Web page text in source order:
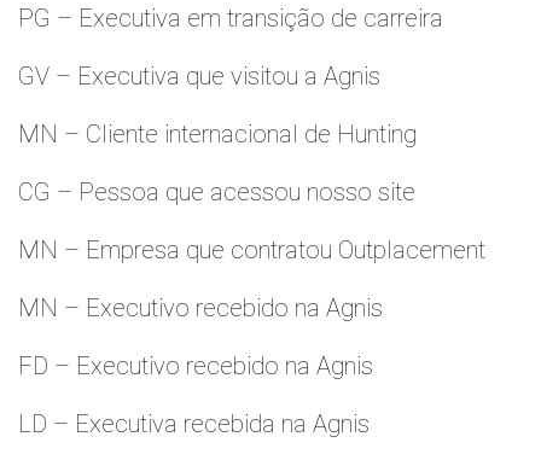
PG – Executiva em transição de carreira
GV – Executiva que visitou a Agnis
MN – Cliente internacional de Hunting
CG – Pessoa que acessou nosso site
MN – Empresa que contratou Outplacement
MN – Executivo recebido na Agnis
FD – Executivo recebido na Agnis
LD – Executiva recebida na Agnis